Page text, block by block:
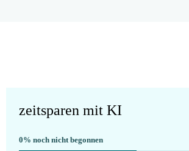
zeitsparen mit KI
0% noch nicht begonnen